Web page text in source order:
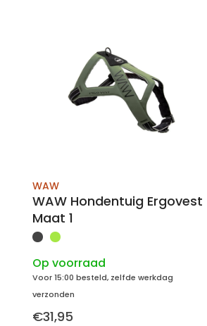
WAW
WAW Hondentuig Ergovest
Maat 1
Op voorraad
Voor 15:00 besteld, zelfde werkdag
verzonden
€31,95